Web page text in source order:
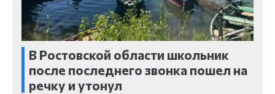
В Ростовской области школьник
после последнего звонка пошел на
речку и утонул